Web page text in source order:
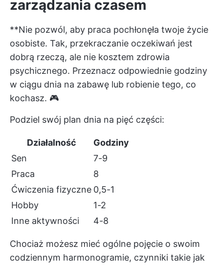
zarządzania czasem
**Nie pozwól, aby praca pochłonęła twoje życie
osobiste. Tak, przekraczanie oczekiwań jest
dobrą rzeczą, ale nie kosztem zdrowia
psychicznego. Przeznacz odpowiednie godziny
w ciągu dnia na zabawę lub robienie tego, co
kochasz. 🎮
Podziel swój plan dnia na pięć części:
Działalność
Godziny
Sen
7-9
Praca
8
Ćwiczenia fizyczne 0,5-1
Hobby
1-2
Inne aktywności
4-8
Chociaż możesz mieć ogólne pojęcie o swoim
codziennym harmonogramie, czynniki takie jak